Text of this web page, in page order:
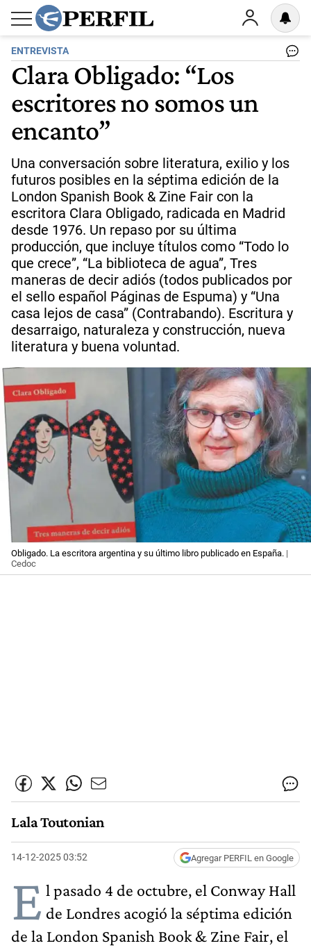
ENTREVISTA
Clara Obligado: “Los
escritores no somos un
encanto”
Una conversación sobre literatura, exilio y los
futuros posibles en la séptima edición de la
London Spanish Book & Zine Fair con la
escritora Clara Obligado, radicada en Madrid
desde 1976. Un repaso por su última
producción, que incluye títulos como “Todo lo
que crece”, “La biblioteca de agua”, Tres
maneras de decir adiós (todos publicados por
el sello español Páginas de Espuma) y “Una
casa lejos de casa” (Contrabando). Escritura y
desarraigo, naturaleza y construcción, nueva
literatura y buena voluntad.
Obligado. La escritora argentina y su último libro publicado en España. |
Cedoc
Lala Toutonian
14-12-2025 03:52 Agregar PERFIL en Google
E l pasado 4 de octubre, el Conway Hall
de Londres acogió la séptima edición
de la London Spanish Book & Zine Fair, el